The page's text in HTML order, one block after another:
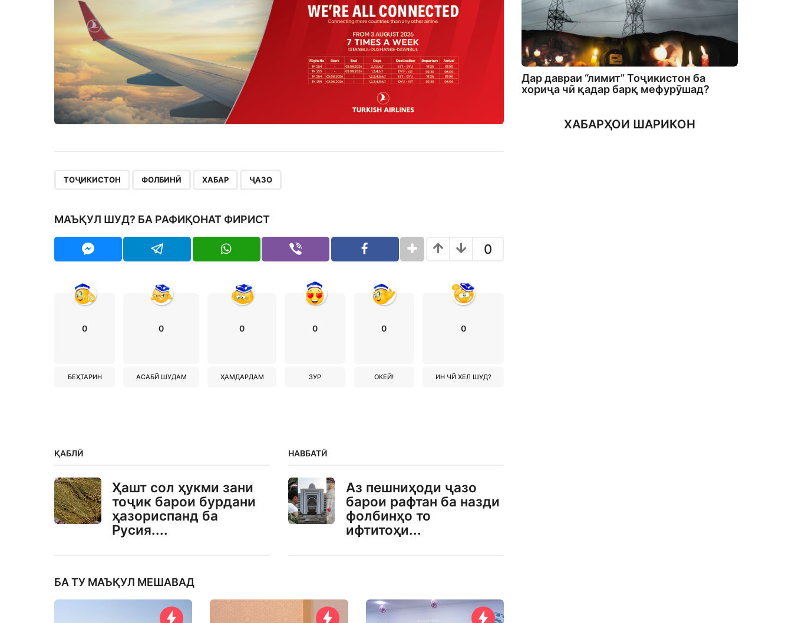
ТОҶИКИСТОН ФОЛБИНӢ ХАБАР ҶАЗО
МАЪҚУЛ ШУД? БА РАФИҚОНАТ ФИРИСТ
0
0
БЕҲТАРИН
0
АСАБӢ ШУДАМ
0
ҲАМДАРДАМ
0
ЗУР
0
ОКЕЙ!
0
ИН ЧӢ ХЕЛ ШУД?
ҚАБЛӢ
Ҳашт сол ҳукми зани
тоҷик барои бурдани
ҳазориспанд ба
Русия....
НАВБАТӢ
Аз пешниҳоди ҷазо
барои рафтан ба назди
фолбинҳо то
ифтитоҳи...
БА ТУ МАЪҚУЛ МЕШАВАД
Дар давраи “лимит” Тоҷикистон ба
хориҷа чӣ қадар барқ мефурӯшад?
ХАБАРҲОИ ШАРИКОН